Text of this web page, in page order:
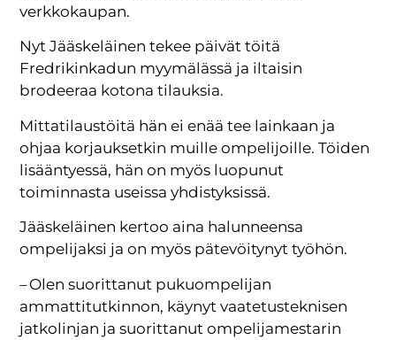
verkkokaupan.
Nyt Jääskeläinen tekee päivät töitä
Fredrikinkadun myymälässä ja iltaisin
brodeeraa kotona tilauksia.
Mittatilaustöitä hän ei enää tee lainkaan ja
ohjaa korjauksetkin muille ompelijoille. Töiden
lisääntyessä, hän on myös luopunut
toiminnasta useissa yhdistyksissä.
Jääskeläinen kertoo aina halunneensa
ompelijaksi ja on myös pätevöitynyt työhön.
– Olen suorittanut puku­om­pelijan
ammattitutkinnon, käynyt vaatetusteknisen
jatkolinjan ja suorittanut ompelijamestarin